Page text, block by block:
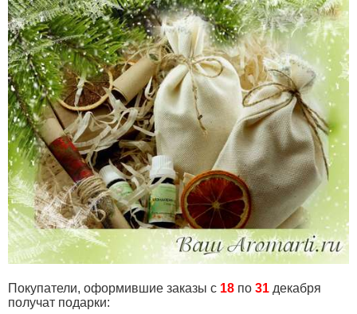
Покупатели, оформившие заказы с 18 по 31 декабря
получат подарки: